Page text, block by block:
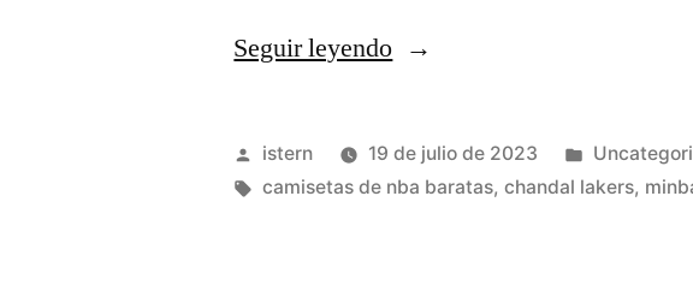
Seguir leyendo«camiseta
durant
nba»
Publicado
por
istern 19 de julio de 2023
Publicado
en
Etiquetas:
camisetas de nba baratas,chandal lakers,